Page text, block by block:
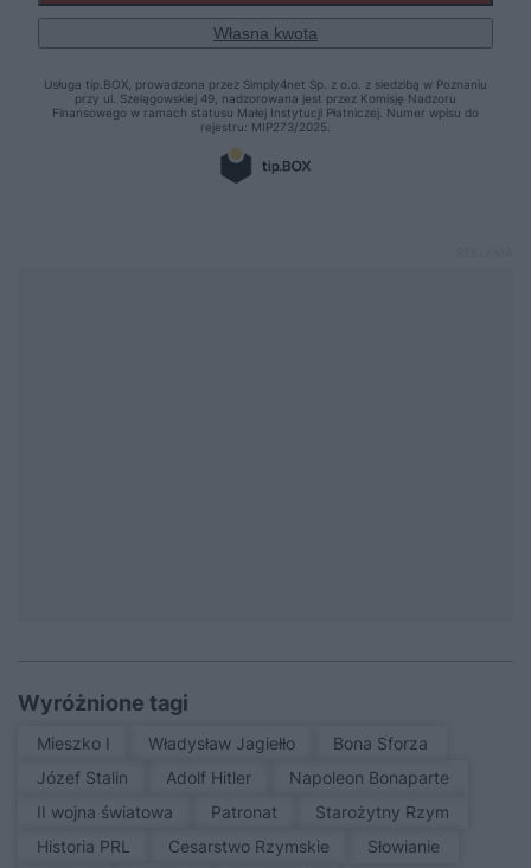
Wyróżnione tagi
Mieszko I Władysław Jagiełło
Bona Sforza
Józef Stalin
Adolf Hitler
Napoleon Bonaparte
II wojna światowa
patronat
Starożytny Rzym
Historia PRL
Cesarstwo Rzymskie
Słowianie